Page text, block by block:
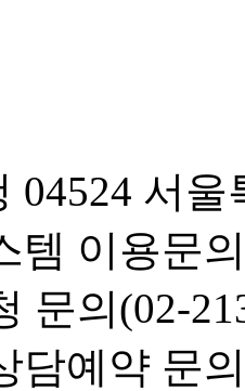
04524 서
템 이용문
문의(02-
담예약 문